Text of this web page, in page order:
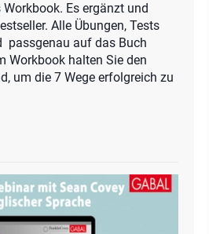
Es ergänzt und
Alle Übungen, Tests
passgenau auf das Buch
Workbook halten Sie den
um die 7 Wege erfolgreich zu